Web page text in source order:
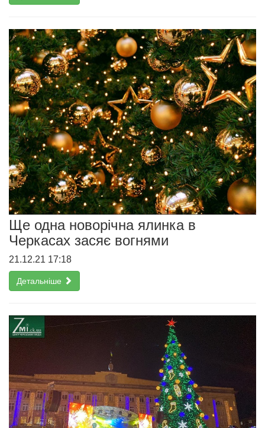
Ще одна новорічна ялинка в
Черкасах засяє вогнями
21.12.21 17:18
Детальніше